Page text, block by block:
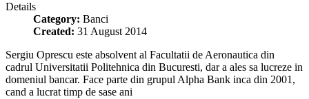
Details
Category: Banci
Created: 31 August 2014
Sergiu Oprescu este absolvent al Facultatii de Aeronautica din
cadrul Universitatii Politehnica din Bucuresti, dar a ales sa lucreze in
domeniul bancar. Face parte din grupul Alpha Bank inca din 2001,
cand a lucrat timp de sase ani